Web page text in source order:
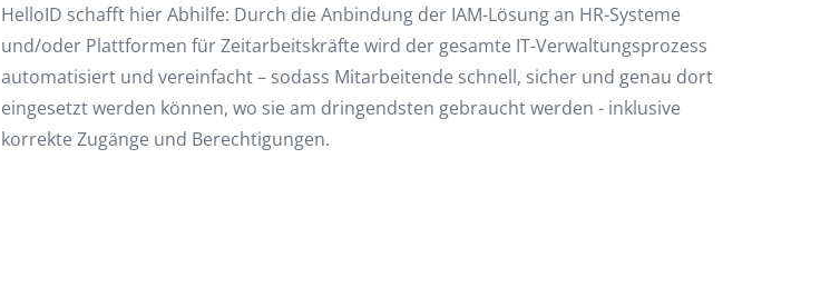
HelloID schafft hier Abhilfe: Durch die Anbindung der IAM-Lösung an HR-Systeme
und/oder Plattformen für Zeitarbeitskräfte wird der gesamte IT-Verwaltungsprozess
automatisiert und vereinfacht – sodass Mitarbeitende schnell, sicher und genau dort
eingesetzt werden können, wo sie am dringendsten gebraucht werden - inklusive
korrekte Zugänge und Berechtigungen.